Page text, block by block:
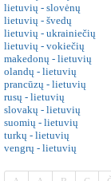
lietuvių - slovėnų
lietuvių - švedų
lietuvių - ukrainiečių
lietuvių - vokiečių
makedonų - lietuvių
olandų - lietuvių
prancūzų - lietuvių
rusų - lietuvių
slovakų - lietuvių
suomių - lietuvių
turkų - lietuvių
vengrų - lietuvių